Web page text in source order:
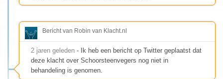
Bericht van Robin van Klacht.nl
2 jaren geleden - Ik heb een bericht op Twitter geplaatst dat
deze klacht over Schoorsteenvegers nog niet in
behandeling is genomen.